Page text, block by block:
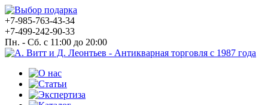
+7-985-763-43-34
+7-499-242-90-33
Пн. - Сб. с 11:00 до 20:00